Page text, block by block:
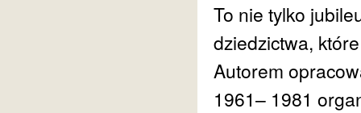
To nie tylko
dziedzictwa,
Autorem
1961– 1981